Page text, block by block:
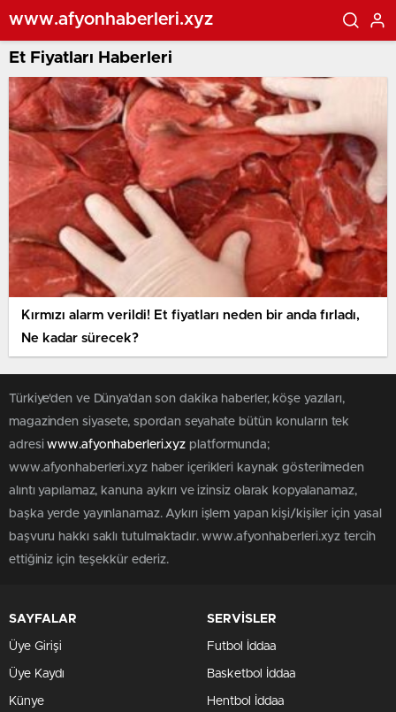
www.afyonhaberleri.xyz
Et Fiyatları Haberleri
Kırmızı alarm verildi! Et fiyatları neden bir anda fırladı,
Ne kadar sürecek?
Türkiye'den ve Dünya’dan son dakika haberler, köşe yazıları,
magazinden siyasete, spordan seyahate bütün konuların tek
adresiwww.afyonhaberleri.xyz platformunda;
www.afyonhaberleri.xyz haber içerikleri kaynak gösterilmeden
alıntı yapılamaz, kanuna aykırı ve izinsiz olarak kopyalanamaz,
başka yerde yayınlanamaz. Aykırı işlem yapan kişi/kişiler için yasal
başvuru hakkı saklı tutulmaktadır. www.afyonhaberleri.xyz tercih
ettiğiniz için teşekkür ederiz.
SAYFALAR
Üye Girişi
Üye Kaydı
Künye
SERVİSLER
Futbol İddaa
Basketbol İddaa
Hentbol İddaa